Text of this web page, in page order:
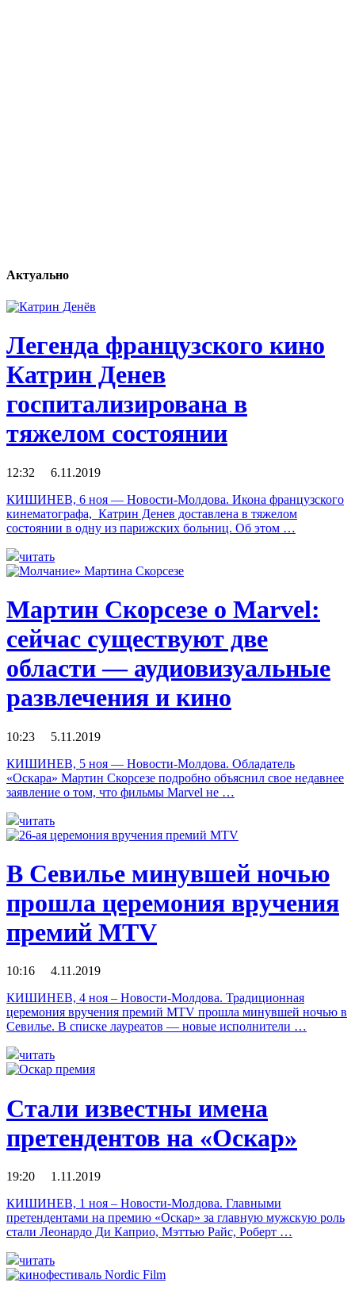
Актуально
Легенда французского кино
Катрин Денев
госпитализирована в
тяжелом состоянии
12:32 6.11.2019
КИШИНЕВ, 6 ноя — Новости-Молдова. Икона французского
кинематографа, Катрин Денев доставлена в тяжелом
состоянии в одну из парижских больниц. Об этом …
читать
Мартин Скорсезе о Marvel:
сейчас существуют две
области — аудиовизуальные
развлечения и кино
10:23 5.11.2019
КИШИНЕВ, 5 ноя — Новости-Молдова. Обладатель
«Оскара» Мартин Скорсезе подробно объяснил свое недавнее
заявление о том, что фильмы Marvel не …
читать
В Севилье минувшей ночью
прошла церемония вручения
премий MTV
10:16 4.11.2019
КИШИНЕВ, 4 ноя – Новости-Молдова. Традиционная
церемония вручения премий MTV прошла минувшей ночью в
Севилье. В списке лауреатов — новые исполнители …
читать
Стали известны имена
претендентов на «Оскар»
19:20 1.11.2019
КИШИНЕВ, 1 ноя – Новости-Молдова. Главными
претендентами на премию «Оскар» за главную мужскую роль
стали Леонардо Ди Каприо, Мэттью Райс, Роберт …
читать